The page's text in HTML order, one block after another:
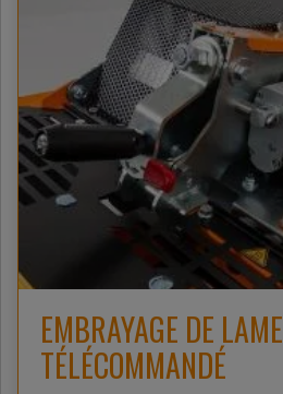
EMBRAYAGE DE LAME
TÉLÉCOMMANDÉ